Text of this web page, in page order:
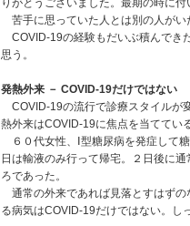
りがとうございました。最期の時に
苦手に思っていた人とは別の人が
COVID-19の経験もだいぶ積んでき
思う。
発熱外来 － COVID-19だけではない
COVID-19の流行で診療スタイルが
熱外来はCOVID-19に焦点を当ててい
６０代女性、Ⅰ型糖尿病を発症して
日は輸液のみ行って帰宅。２日後に
ろであった。
通常の外来であれば見落とすはずの
る病気はCOVID-19だけではない。し